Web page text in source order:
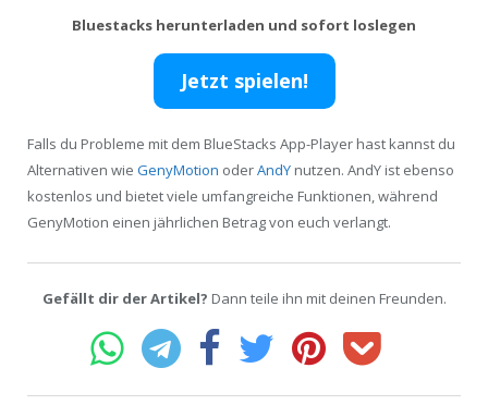
Bluestacks herunterladen und sofort loslegen
Jetzt spielen!
Falls du Probleme mit dem BlueStacks App-Player hast kannst du
Alternativen wie GenyMotion oderAndY nutzen. AndY ist ebenso
kostenlos und bietet viele umfangreiche Funktionen, während
GenyMotion einen jährlichen Betrag von euch verlangt.
Gefällt dir der Artikel? Dann teile ihn mit deinen Freunden.